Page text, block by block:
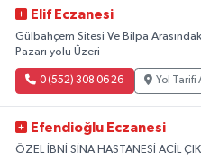
Elif Eczanesi
Gülbahçem Sitesi Ve Bilpa
Pazarı yolu Üzeri
0 (552) 308 06 26 Yol Tarifi
Efendioğlu Eczanesi
ÖZEL İBNİ SİNA HASTANESİ ACİL